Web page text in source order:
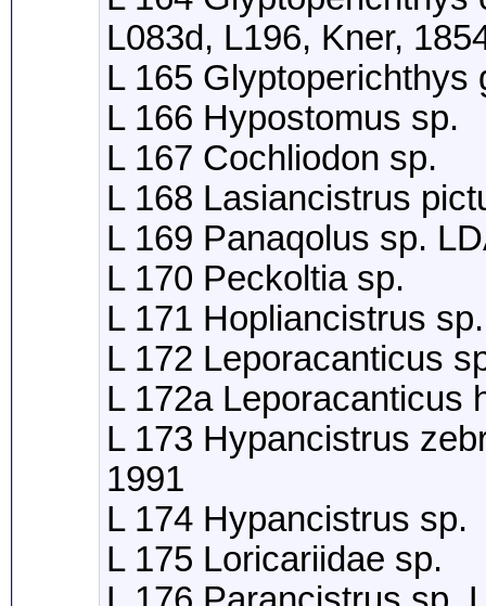
L083d, L196, Kner,
L 165 Glyptoperichthys
L 166 Hypostomus sp.
L 167 Cochliodon sp.
L 168 Lasiancistrus
L 169 Panaqolus sp.
L 170 Peckoltia sp.
L 171 Hopliancistrus sp.
L 172 Leporacanticus
L 172a Leporacanticus
L 173 Hypancistrus
1991
L 174 Hypancistrus sp.
L 175 Loricariidae sp.